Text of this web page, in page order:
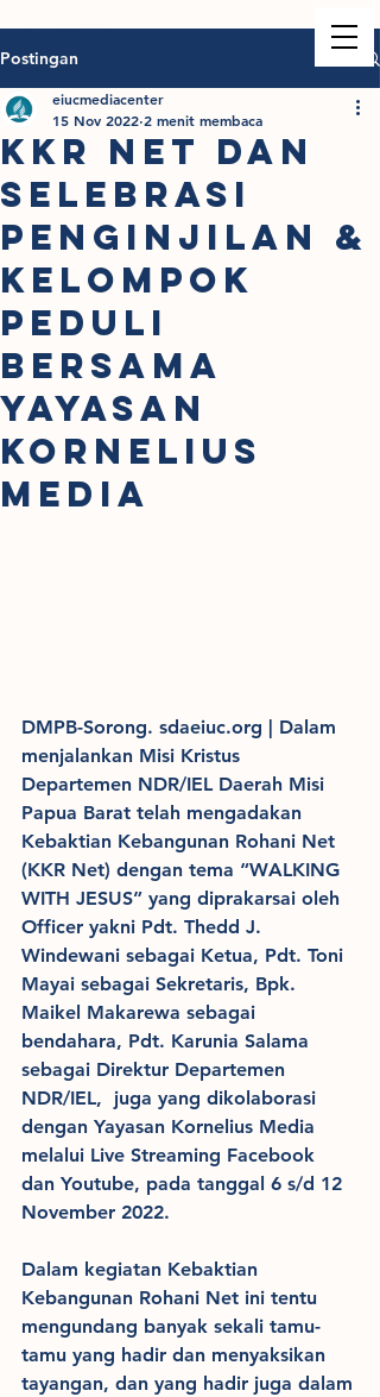
Postingan
KKR NET DAN
SELEBRASI
PENGINJILAN &
KELOMPOK
PEDULI
BERSAMA
YAYASAN
KORNELIUS
MEDIA
eiucmediacenter
15 Nov 2022 2 menit membaca
DMPB-Sorong. sdaeiuc.org | Dalam
menjalankan Misi Kristus
Departemen NDR/IEL Daerah Misi
Papua Barat telah mengadakan
Kebaktian Kebangunan Rohani Net
(KKR Net) dengan tema “WALKING
WITH JESUS” yang diprakarsai oleh
Officer yakni Pdt. Thedd J.
Windewani sebagai Ketua, Pdt. Toni
Mayai sebagai Sekretaris, Bpk.
Maikel Makarewa sebagai
bendahara, Pdt. Karunia Salama
sebagai Direktur Departemen
NDR/IEL,  juga yang dikolaborasi
dengan Yayasan Kornelius Media
melalui Live Streaming Facebook
dan Youtube, pada tanggal 6 s/d 12
November 2022.
Dalam kegiatan Kebaktian
Kebangunan Rohani Net ini tentu
mengundang banyak sekali tamu-
tamu yang hadir dan menyaksikan
tayangan, dan yang hadir juga dalam